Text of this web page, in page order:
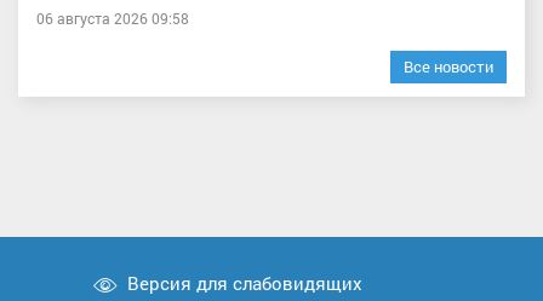
06 августа 2026 09:58
Все новости
Версия для слабовидящих